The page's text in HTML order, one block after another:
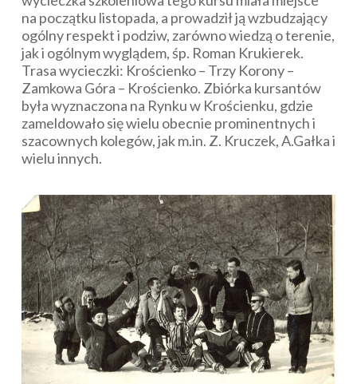
na początku listopada, a prowadził ją wzbudzający
ogólny respekt i podziw, zarówno wiedzą o terenie,
jak i ogólnym wyglądem, śp. Roman Krukierek.
Trasa wycieczki: Krościenko – Trzy Korony –
Zamkowa Góra – Krościenko. Zbiórka kursantów
była wyznaczona na Rynku w Krościenku, gdzie
zameldowało się wielu obecnie prominentnych i
szacownych kolegów, jak m.in. Z. Kruczek, A.Gałka i
wielu innych.